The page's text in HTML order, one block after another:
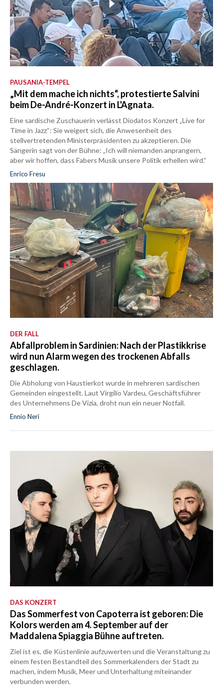
PAUSANIA-TEMPEL
„Mit dem mache ich nichts“, protestierte Salvini
beim De-André-Konzert in L'Agnata.
Eine sardische Zuschauerin verlässt Diodatos Konzert „Live for
Time in Jazz“: Sie weigert sich, die Anwesenheit des
stellvertretenden Ministerpräsidenten zu akzeptieren. Die
Sängerin sagt von der Bühne: „Ich will niemanden anprangern,
aber wir hoffen, dass Fabers Musik unsere Politik erhellen wird.“
Enrico Fresu
DER FALL
Abfallproblem in Sardinien: Nach der Plastikkrise
wird nun Alarm wegen des trockenen Abfalls
geschlagen.
Die Abholung von Haustierkot wurde in mehreren sardischen
Gemeinden eingestellt. Laut Virgilio Vardeu, Geschäftsführer
des Unternehmens De Vizia, droht nun ein neuer Notfall.
Ennio Neri
DAS KONZERT
Das Sommerfest von Capoterra ist geboren: Die
Kolors werden am 4. September auf der
Maddalena Spiaggia Bühne auftreten.
Ziel ist es, die Küstenlinie aufzuwerten und die Veranstaltung zu
einem festen Bestandteil des Sommerkalenders der Stadt zu
machen, indem Musik, Meer und Unterhaltung miteinander
verbunden werden.